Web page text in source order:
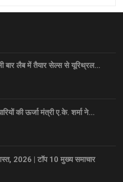
बार लैब में तैयार सेल्स से यूरिथ्रल…
की ऊर्जा मंत्री ए.के. शर्मा ने…
2026 | टॉप 10 मुख्य समाचार